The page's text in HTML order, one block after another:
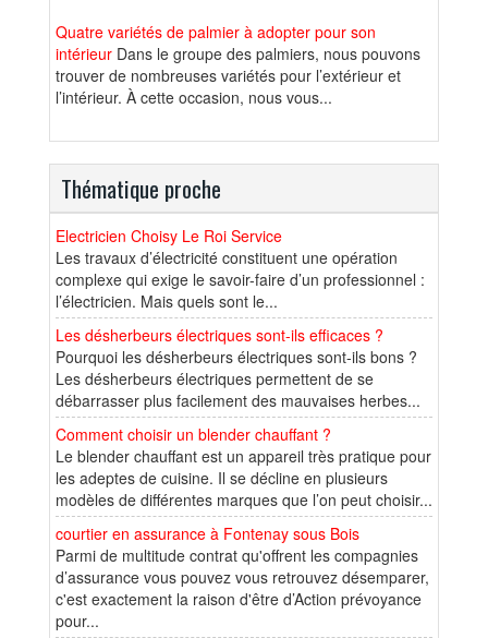
Quatre variétés de palmier à adopter pour son
intérieur Dans le groupe des palmiers, nous pouvons
trouver de nombreuses variétés pour l’extérieur et
l’intérieur. À cette occasion, nous vous...
Thématique proche
Electricien Choisy Le Roi Service
Les travaux d’électricité constituent une opération
complexe qui exige le savoir-faire d’un professionnel :
l’électricien. Mais quels sont le...
Les désherbeurs électriques sont-ils efficaces ?
Pourquoi les désherbeurs électriques sont-ils bons ?
Les désherbeurs électriques permettent de se
débarrasser plus facilement des mauvaises herbes...
Comment choisir un blender chauffant ?
Le blender chauffant est un appareil très pratique pour
les adeptes de cuisine. Il se décline en plusieurs
modèles de différentes marques que l’on peut choisir...
courtier en assurance à Fontenay sous Bois
Parmi de multitude contrat qu'offrent les compagnies
d’assurance vous pouvez vous retrouvez désemparer,
c'est exactement la raison d'être d’Action prévoyance
pour...